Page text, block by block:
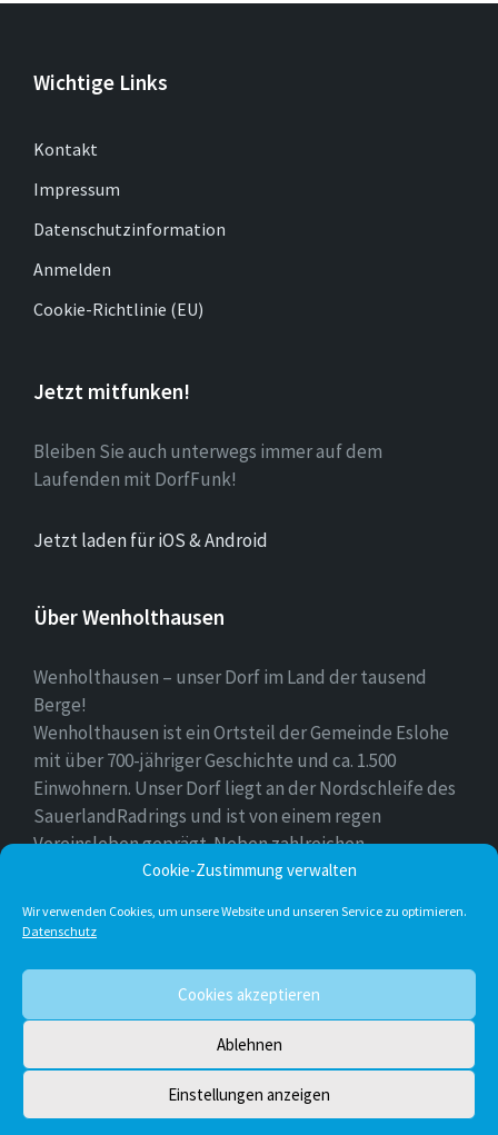
Cookie-Zustimmung verwalten
Wir verwenden Cookies, um unsere Website und unseren Service zu optimieren.
Datenschutz
Cookies akzeptieren
Ablehnen
Einstellungen anzeigen
Wichtige Links
Kontakt
Impressum
Datenschutzinformation
Anmelden
Cookie-Richtlinie (EU)
Jetzt mitfunken!
Bleiben Sie auch unterwegs immer auf dem
Laufenden mit DorfFunk!
Jetzt laden für iOS & Android
Über Wenholthausen
Wenholthausen – unser Dorf im Land der tausend
Berge!
Wenholthausen ist ein Ortsteil der Gemeinde Eslohe
mit über 700-jähriger Geschichte und ca. 1.500
Einwohnern. Unser Dorf liegt an der Nordschleife des
SauerlandRadrings und ist von einem regen
Vereinsleben geprägt. Neben zahlreichen
Freizeitmöglichkeiten ist unser Ort für sein
Facebook Twitter
© 2026 Wenholthausen